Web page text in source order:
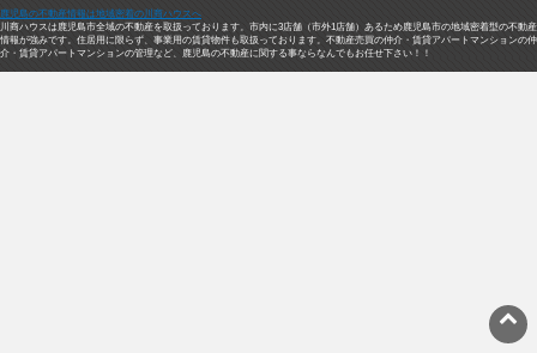
鹿児島の不動産情報は地域密着の川商ハウスへ
川商ハウスは鹿児島市全域の不動産を取扱っております。市内に3店舗（市外1店舗）あるため鹿児島市の地域密着型の不動産
情報が強みです。住居用に限らず、事業用の賃貸物件も取扱っております。不動産売買の仲介・賃貸アパートマンションの仲
介・賃貸アパートマンションの管理など、鹿児島の不動産に関する事ならなんでもお任せ下さい！！